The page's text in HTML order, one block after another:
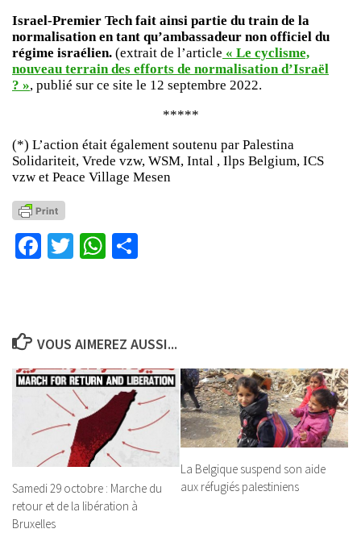
Israel-Premier Tech fait ainsi partie du train de la
normalisation en tant qu’ambassadeur non officiel du
régime israélien. (extrait de l’article « Le cyclisme,
nouveau terrain des efforts de normalisation d’Israël
? », publié sur ce site le 12 septembre 2022.
*****
(*) L’action était également soutenu par Palestina
Solidariteit, Vrede vzw, WSM, Intal , Ilps Belgium, ICS
vzw et Peace Village Mesen
Facebook
TwitterWhatsApp
VOUS AIMEREZ AUSSI...
Samedi 29 octobre : Marche du
retour et de la libération à
Bruxelles
La Belgique suspend son aide
aux réfugiés palestiniens